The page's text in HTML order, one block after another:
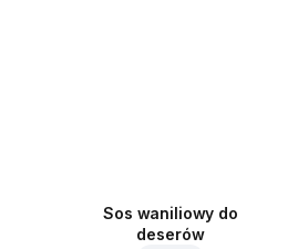
Sos waniliowy do
deserów